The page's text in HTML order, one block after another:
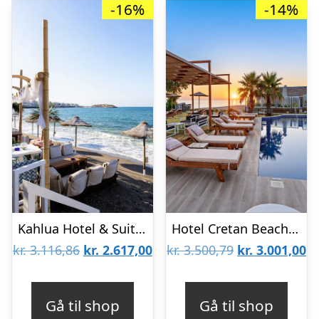
-16%
Kahlua Hotel & Suites
kr.3.116,86 Den
kr. 2.617,00Den
Gå til shop
-14%
Hotel Cretan Beach Resort – Voksenhotel
kr.3.500,79 Den
kr. 3.001,00
Gå til shop